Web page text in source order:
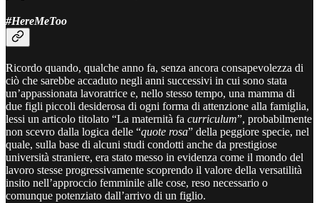
#HereMeToo
Ricordo quando, qualche anno fa, senza ancora consapevolezza di
ciò che sarebbe accaduto negli anni successivi in cui sono stata
un’appassionata lavoratrice e, nello stesso tempo, una mamma di
due figli piccoli desiderosa di ogni forma di attenzione alla famiglia,
lessi un articolo titolato “La maternità fa curriculum”, probabilmente
non scevro dalla logica delle “quote rosa” della peggiore specie, nel
quale, sulla base di alcuni studi condotti anche da prestigiose
università straniere, era stato messo in evidenza come il mondo del
lavoro stesse progressivamente scoprendo il valore della versatilità
insito nell’approccio femminile alle cose, reso necessario o
comunque potenziato dall’arrivo di un figlio.